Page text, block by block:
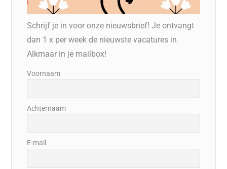
Schrijf je in voor onze nieuwsbrief! Je ontvangt
dan 1 x per week de nieuwste vacatures in
Alkmaar in je mailbox!
Voornaam
Achternaam
E-mail